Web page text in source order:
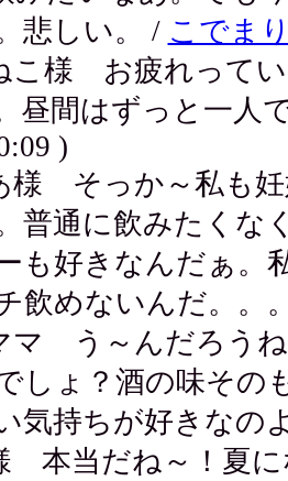
悲しい。 / こでま
こ様 お疲れって
昼間はずっと一人
)
様 そっか～私も妊
普通に飲みたくな
も好きなんだぁ。
飲めないんだ。。
マ う～んだろう
しょ？酒の味その
気持ちが好きなの
本当だね～！夏に